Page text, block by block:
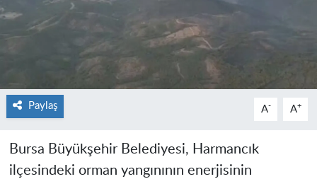
Paylaş A- A+
Bursa Büyükşehir Belediyesi, Harmancık
ilçesindeki orman yangınının enerjisinin